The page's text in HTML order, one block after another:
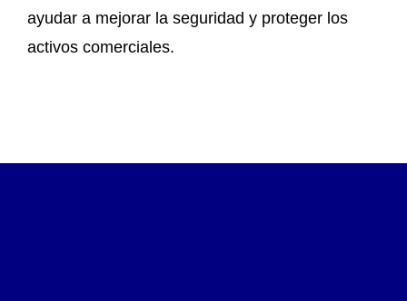
ayudar a mejorar la seguridad y proteger los
activos comerciales.